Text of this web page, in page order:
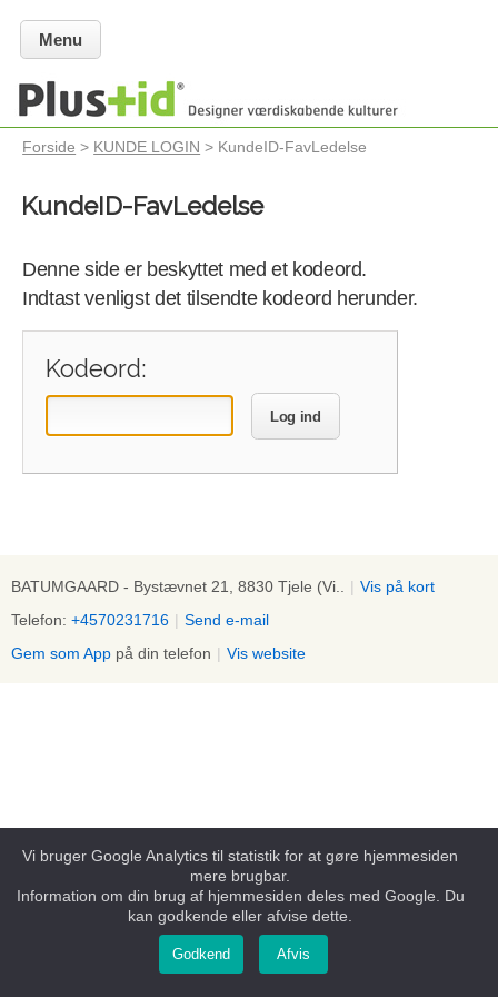
Menu
Forside > KUNDE LOGIN > KundeID-FavLedelse
KundeID-FavLedelse
Denne side er beskyttet med et kodeord.
Indtast venligst det tilsendte kodeord herunder.
Kodeord:
Log ind
BATUMGAARD - Bystævnet 21, 8830 Tjele (Vi.. | Vis på kort
Telefon: +4570231716 | Send e-mail
Gem som App på din telefon | Vis website
Vi bruger Google Analytics til statistik for at gøre hjemmesiden
mere brugbar.
Information om din brug af hjemmesiden deles med Google. Du
kan godkende eller afvise dette.
Godkend Afvis